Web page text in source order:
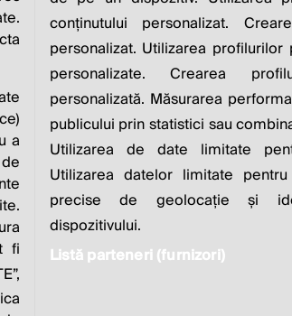
Milton Friedman
Contact Publicitate
Despre
noi
a
fi
conținutului personalizat.
personalizat. Utilizarea
personalizate. Crearea
personalizată. Măsurarea
publicului prin statistici sau
Utilizarea de date limitate
Utilizarea datelor limitate
precise de geolocație și
dispozitivului.
Listă parteneri (furnizori)